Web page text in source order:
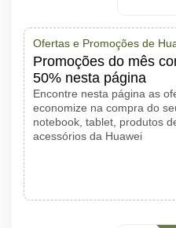
Ofertas e Promoções de
Promoções do mês
50% nesta página
Encontre nesta página as
economize na compra do
notebook, tablet, produtos
acessórios da Huawei